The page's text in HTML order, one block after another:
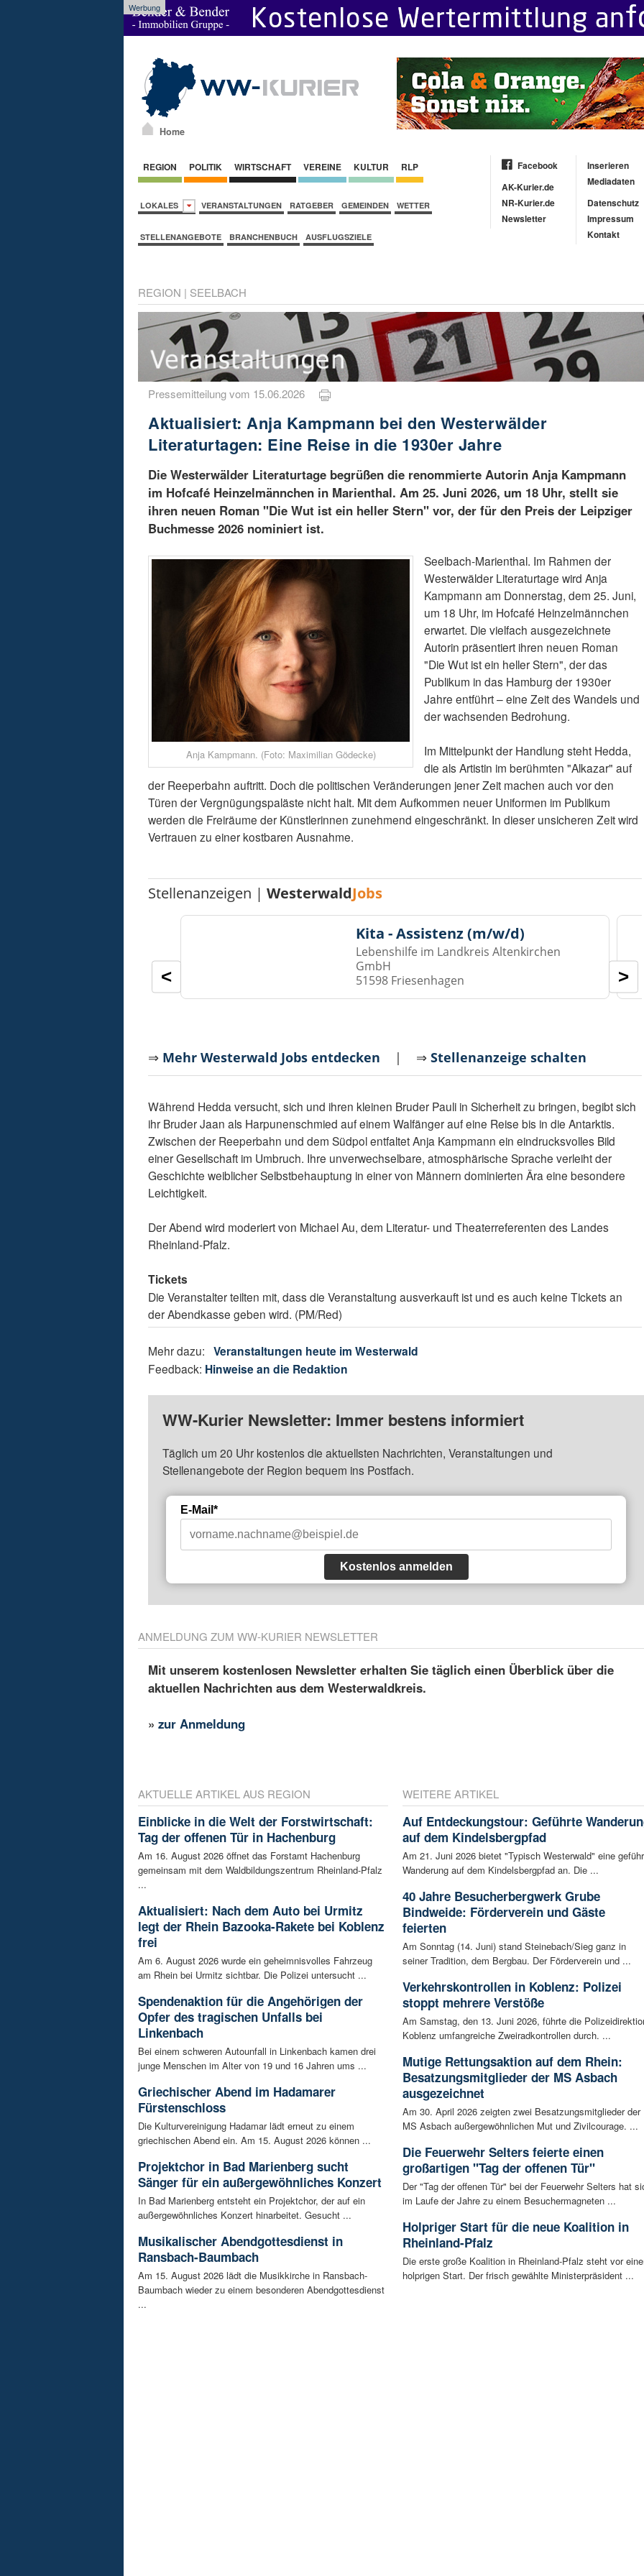
Werbung
Home
REGION POLITIK WIRTSCHAFT VEREINE KULTUR RLP
LOKALES VERANSTALTUNGEN RATGEBER GEMEINDEN WETTER
STELLENANGEBOTE BRANCHENBUCH AUSFLUGSZIELE
Facebook
AK-Kurier.de
NR-Kurier.de
Newsletter
Inserieren
Mediadaten
Datenschutz
Impressum
Kontakt
REGION | SEELBACH
Pressemitteilung vom 15.06.2026
Aktualisiert: Anja Kampmann bei den Westerwälder
Literaturtagen: Eine Reise in die 1930er Jahre
Die Westerwälder Literaturtage begrüßen die renommierte Autorin Anja Kampmann
im Hofcafé Heinzelmännchen in Marienthal. Am 25. Juni 2026, um 18 Uhr, stellt sie
ihren neuen Roman "Die Wut ist ein heller Stern" vor, der für den Preis der Leipziger
Buchmesse 2026 nominiert ist.
Anja Kampmann. (Foto: Maximilian Gödecke)
Seelbach-Marienthal. Im Rahmen der
Westerwälder Literaturtage wird Anja
Kampmann am Donnerstag, dem 25. Juni,
um 18 Uhr, im Hofcafé Heinzelmännchen
erwartet. Die vielfach ausgezeichnete
Autorin präsentiert ihren neuen Roman
"Die Wut ist ein heller Stern", der das
Publikum in das Hamburg der 1930er
Jahre entführt – eine Zeit des Wandels und
der wachsenden Bedrohung.
Im Mittelpunkt der Handlung steht Hedda,
die als Artistin im berühmten "Alkazar" auf
der Reeperbahn auftritt. Doch die politischen Veränderungen jener Zeit machen auch vor den
Türen der Vergnügungspaläste nicht halt. Mit dem Aufkommen neuer Uniformen im Publikum
werden die Freiräume der Künstlerinnen zunehmend eingeschränkt. In dieser unsicheren Zeit wird
Vertrauen zu einer kostbaren Ausnahme.
Stellenanzeigen |WesterwaldJobs
Kita - Assistenz (m/w/d)
Lebenshilfe im Landkreis Altenkirchen
GmbH
51598 Friesenhagen
< >
⇒ Mehr Westerwald Jobs entdecken | ⇒Stellenanzeige schalten
Während Hedda versucht, sich und ihren kleinen Bruder Pauli in Sicherheit zu bringen, begibt sich
ihr Bruder Jaan als Harpunenschmied auf einem Walfänger auf eine Reise bis in die Antarktis.
Zwischen der Reeperbahn und dem Südpol entfaltet Anja Kampmann ein eindrucksvolles Bild
einer Gesellschaft im Umbruch. Ihre unverwechselbare, atmosphärische Sprache verleiht der
Geschichte weiblicher Selbstbehauptung in einer von Männern dominierten Ära eine besondere
Leichtigkeit.
Der Abend wird moderiert von Michael Au, dem Literatur- und Theaterreferenten des Landes
Rheinland-Pfalz.
Tickets
Die Veranstalter teilten mit, dass die Veranstaltung ausverkauft ist und es auch keine Tickets an
der Abendkasse geben wird. (PM/Red)
Mehr dazu:Veranstaltungen heute im Westerwald
Feedback: Hinweise an die Redaktion
WW-Kurier Newsletter: Immer bestens informiert
Täglich um 20 Uhr kostenlos die aktuellsten Nachrichten, Veranstaltungen und
Stellenangebote der Region bequem ins Postfach.
E-Mail*
Kostenlos anmelden
ANMELDUNG ZUM WW-KURIER NEWSLETTER
Mit unserem kostenlosen Newsletter erhalten Sie täglich einen Überblick über die
aktuellen Nachrichten aus dem Westerwaldkreis.
»zur Anmeldung
AKTUELLE ARTIKEL AUS REGION
Einblicke in die Welt der Forstwirtschaft:
Tag der offenen Tür in Hachenburg
Am 16. August 2026 öffnet das Forstamt Hachenburg
gemeinsam mit dem Waldbildungszentrum Rheinland-Pfalz
...
Aktualisiert: Nach dem Auto bei Urmitz
legt der Rhein Bazooka-Rakete bei Koblenz
frei
Am 6. August 2026 wurde ein geheimnisvolles Fahrzeug
am Rhein bei Urmitz sichtbar. Die Polizei untersucht ...
Spendenaktion für die Angehörigen der
Opfer des tragischen Unfalls bei
Linkenbach
Bei einem schweren Autounfall in Linkenbach kamen drei
junge Menschen im Alter von 19 und 16 Jahren ums ...
Griechischer Abend im Hadamarer
Fürstenschloss
Die Kulturvereinigung Hadamar lädt erneut zu einem
griechischen Abend ein. Am 15. August 2026 können ...
Projektchor in Bad Marienberg sucht
Sänger für ein außergewöhnliches Konzert
In Bad Marienberg entsteht ein Projektchor, der auf ein
außergewöhnliches Konzert hinarbeitet. Gesucht ...
Musikalischer Abendgottesdienst in
Ransbach-Baumbach
Am 15. August 2026 lädt die Musikkirche in Ransbach-
Baumbach wieder zu einem besonderen Abendgottesdienst
...
WEITERE ARTIKEL
Auf Entdeckungstour: Geführte
auf dem Kindelsbergpfad
Am 21. Juni 2026 bietet "Typisch Westerwald" eine
Wanderung auf dem Kindelsbergpfad an. Die ...
40 Jahre Besucherbergwerk Grube
Bindweide: Förderverein und Gäste
feierten
Am Sonntag (14. Juni) stand Steinebach/Sieg ganz in
seiner Tradition, dem Bergbau. Der Förderverein und ...
Verkehrskontrollen in Koblenz: Polizei
stoppt mehrere Verstöße
Am Samstag, den 13. Juni 2026, führte die
Koblenz umfangreiche Zweiradkontrollen durch. ...
Mutige Rettungsaktion auf dem Rhein:
Besatzungsmitglieder der MS Asbach
ausgezeichnet
Am 30. April 2026 zeigten zwei Besatzungsmitglieder der
MS Asbach außergewöhnlichen Mut und Zivilcourage. ...
Die Feuerwehr Selters feierte einen
großartigen "Tag der offenen Tür"
Der "Tag der offenen Tür" bei der Feuerwehr Selters hat
im Laufe der Jahre zu einem Besuchermagneten ...
Holpriger Start für die neue Koalition in
Rheinland-Pfalz
Die erste große Koalition in Rheinland-Pfalz steht vor
holprigen Start. Der frisch gewählte Ministerpräsident ...